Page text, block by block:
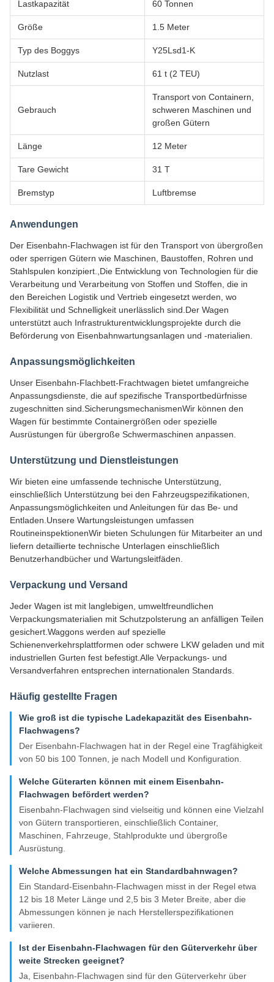
Lastkapazität 60 Tonnen
Größe 1.5 Meter
Typ des Boggys Y25Lsd1-K
Nutzlast 61 t (2 TEU)
Gebrauch
Transport von Containern,
schweren Maschinen und
großen Gütern
Länge 12 Meter
Tare Gewicht 31 T
Bremstyp Luftbremse
Anwendungen
Der Eisenbahn-Flachwagen ist für den Transport von übergroßen
oder sperrigen Gütern wie Maschinen, Baustoffen, Rohren und
Stahlspulen konzipiert.,Die Entwicklung von Technologien für die
Verarbeitung und Verarbeitung von Stoffen und Stoffen, die in
den Bereichen Logistik und Vertrieb eingesetzt werden, wo
Flexibilität und Schnelligkeit unerlässlich sind.Der Wagen
unterstützt auch Infrastrukturentwicklungsprojekte durch die
Beförderung von Eisenbahnwartungsanlagen und -materialien.
Anpassungsmöglichkeiten
Unser Eisenbahn-Flachbett-Frachtwagen bietet umfangreiche
Anpassungsdienste, die auf spezifische Transportbedürfnisse
zugeschnitten sind.SicherungsmechanismenWir können den
Wagen für bestimmte Containergrößen oder spezielle
Ausrüstungen für übergroße Schwermaschinen anpassen.
Unterstützung und Dienstleistungen
Wir bieten eine umfassende technische Unterstützung,
einschließlich Unterstützung bei den Fahrzeugspezifikationen,
Anpassungsmöglichkeiten und Anleitungen für das Be- und
Entladen.Unsere Wartungsleistungen umfassen
RoutineinspektionenWir bieten Schulungen für Mitarbeiter an und
liefern detaillierte technische Unterlagen einschließlich
Benutzerhandbücher und Wartungsleitfäden.
Verpackung und Versand
Jeder Wagen ist mit langlebigen, umweltfreundlichen
Verpackungsmaterialien mit Schutzpolsterung an anfälligen Teilen
gesichert.Waggons werden auf spezielle
Schienenverkehrsplattformen oder schwere LKW geladen und mit
industriellen Gurten fest befestigt.Alle Verpackungs- und
Versandverfahren entsprechen internationalen Standards.
Häufig gestellte Fragen
Wie groß ist die typische Ladekapazität des Eisenbahn-
Flachwagens?
Der Eisenbahn-Flachwagen hat in der Regel eine Tragfähigkeit
von 50 bis 100 Tonnen, je nach Modell und Konfiguration.
Welche Güterarten können mit einem Eisenbahn-
Flachwagen befördert werden?
Eisenbahn-Flachwagen sind vielseitig und können eine Vielzahl
von Gütern transportieren, einschließlich Container,
Maschinen, Fahrzeuge, Stahlprodukte und übergroße
Ausrüstung.
Welche Abmessungen hat ein Standardbahnwagen?
Ein Standard-Eisenbahn-Flachwagen misst in der Regel etwa
12 bis 18 Meter Länge und 2,5 bis 3 Meter Breite, aber die
Abmessungen können je nach Herstellerspezifikationen
variieren.
Ist der Eisenbahn-Flachwagen für den Güterverkehr über
weite Strecken geeignet?
Ja, Eisenbahn-Flachwagen sind für den Güterverkehr über